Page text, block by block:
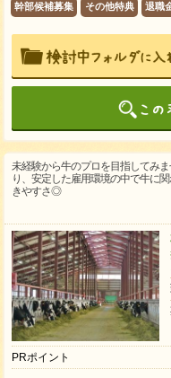
幹部候補募集 その他特典 退職
未経験から牛のプロを目指してみ
り、安定した雇用環境の中で牛に
きやすさ◎
PRポイント